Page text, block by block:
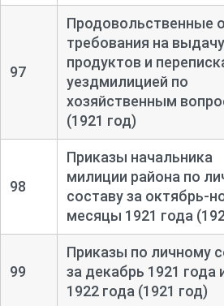
97
Продовольственные
требования на выдачу
продуктов и
уездмилицией по
хозяйственным
(1921 год)
98
Приказы начальника
милиции района по
составу за октябрь-
месяцы 1921 года
99
Приказы по личному
за декабрь 1921 года
1922 года (1921 год)